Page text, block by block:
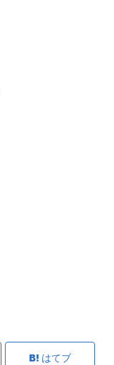
はてブ